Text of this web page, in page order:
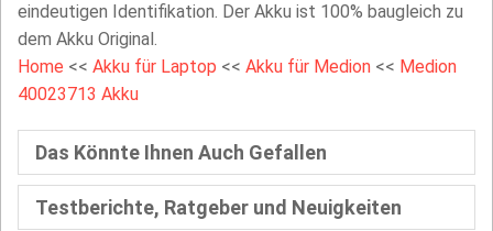
eindeutigen Identifikation. Der Akku ist 100% baugleich zu
dem Akku Original.
Home << Akku für Laptop << Akku für Medion << Medion
40023713 Akku
Das Könnte Ihnen Auch Gefallen
Testberichte, Ratgeber und Neuigkeiten